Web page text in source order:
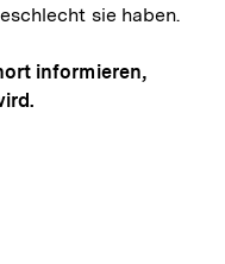
sie haben.
informieren,